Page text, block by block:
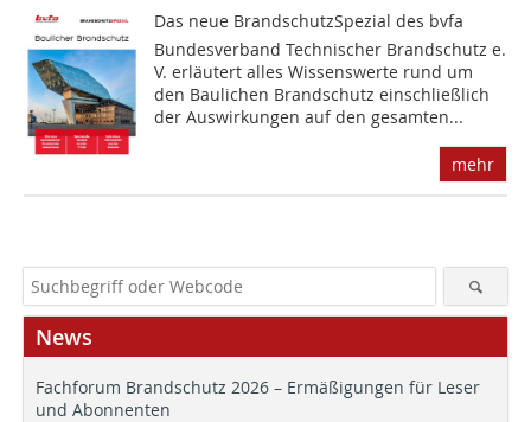
Das neue BrandschutzSpezial des bvfa 
Bundesverband Technischer Brandschutz e.
V. erläutert alles Wissenswerte rund um
den Baulichen Brandschutz einschließlich
der Auswirkungen auf den gesamten...
mehr
News
Fachforum Brandschutz 2026 – Ermäßigungen für Leser
und Abonnenten